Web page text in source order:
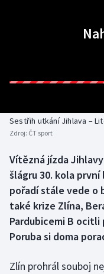
Americký fotbal
Biatlon
Box
Curling
Dostihy
Florbal
Aplikace ČT sport
Sestřih utkání Jihlava –
Zdroj: ČT sport
Vítězná jízda
šlágru 30. kola
pořadí stále vede o
také krize Zlína,
Pardubicemi B
Poruba si doma
Zlín prohrál souboj